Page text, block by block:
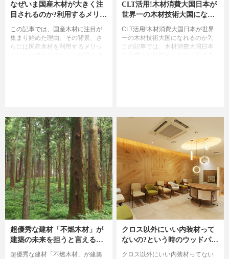
なぜいま国産木材が大きく注
目されるのか?利用するメリッ
トや新技術も解説
この記事では、国産木材に注目が
集まり始めた理由、その背景、さ
らには国産木材を利用するメリッ
CLT活用!木材消費大国日本が
世界一の木材技術大国になれ
るのか?
CLT活用!木材消費大国日本が世界
一の木材技術大国になれるのか?。
この記事では、木材消費大国日本
超優秀な建材「不燃木材」が
建築の未来を担うと言える理
由
超優秀な建材「不燃木材」が建築
クロス以外にいい内装材って
ないの?という時のウッドパネ
ル
クロス以外にいい内装材ってない